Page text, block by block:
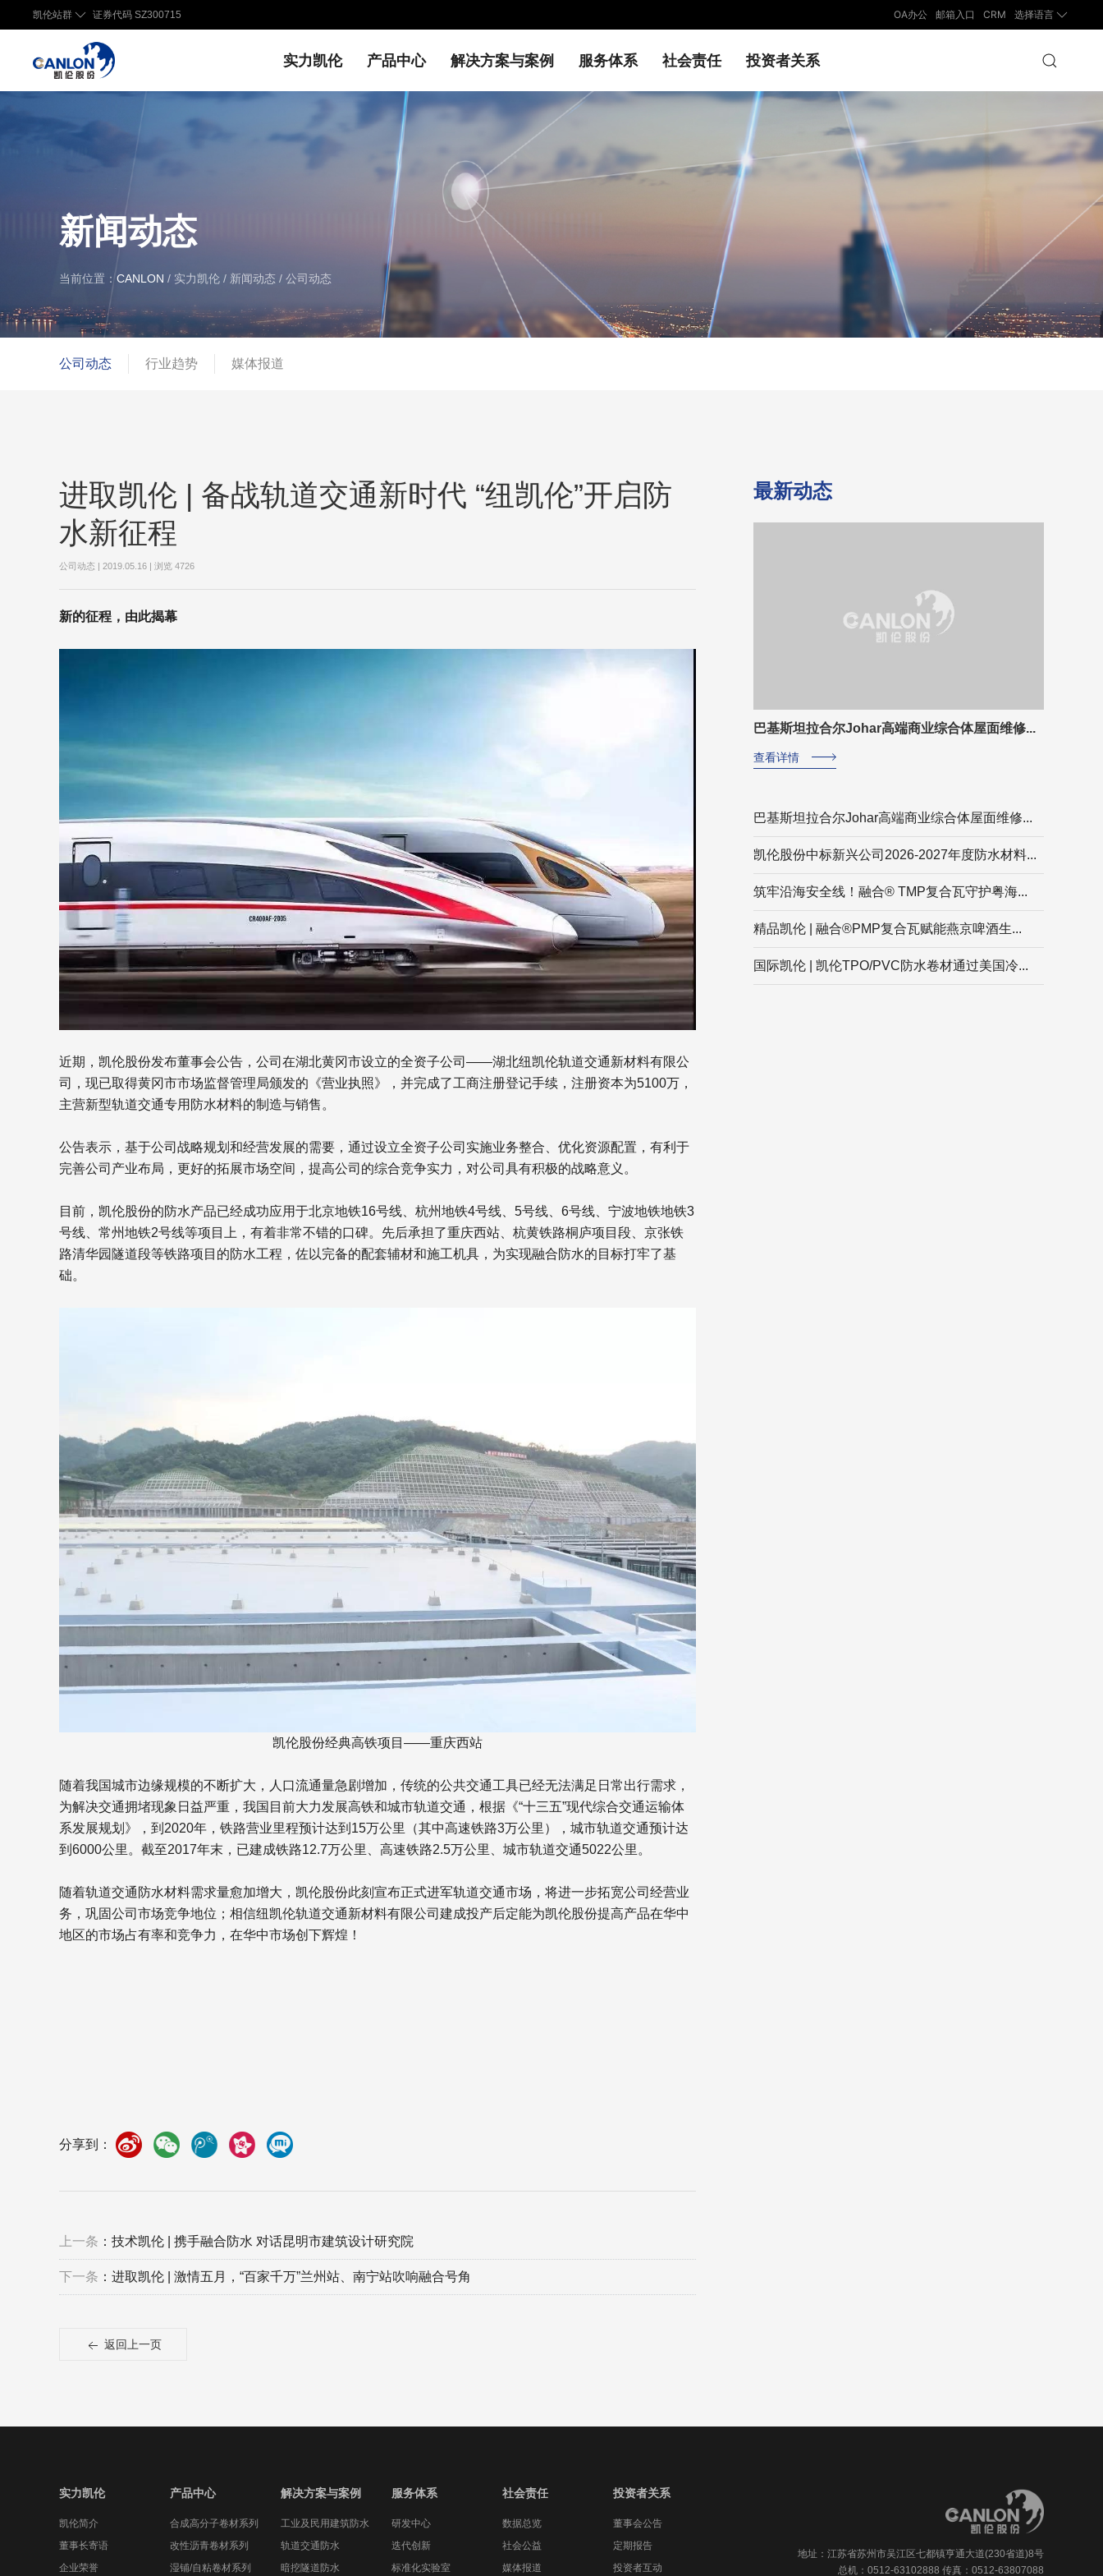
凯伦站群 证券代码 SZ300715 OA办公 邮箱入口 CRM 选择语言
实力凯伦 产品中心 解决方案与案例 服务体系 社会责任 投资者关系
新闻动态
当前位置：CANLON / 实力凯伦 / 新闻动态 / 公司动态
公司动态 行业趋势 媒体报道
进取凯伦 | 备战轨道交通新时代 “纽凯伦”开启防
水新征程
公司动态 | 2019.05.16 | 浏览 4726
新的征程，由此揭幕
近期，凯伦股份发布董事会公告，公司在湖北黄冈市设立的全资子公司——湖北纽凯伦轨道交通新材料有限公
司，现已取得黄冈市市场监督管理局颁发的《营业执照》，并完成了工商注册登记手续，注册资本为5100万，
主营新型轨道交通专用防水材料的制造与销售。
公告表示，基于公司战略规划和经营发展的需要，通过设立全资子公司实施业务整合、优化资源配置，有利于
完善公司产业布局，更好的拓展市场空间，提高公司的综合竞争实力，对公司具有积极的战略意义。
目前，凯伦股份的防水产品已经成功应用于北京地铁16号线、杭州地铁4号线、5号线、6号线、宁波地铁地铁3
号线、常州地铁2号线等项目上，有着非常不错的口碑。先后承担了重庆西站、杭黄铁路桐庐项目段、京张铁
路清华园隧道段等铁路项目的防水工程，佐以完备的配套辅材和施工机具，为实现融合防水的目标打牢了基
础。
凯伦股份经典高铁项目——重庆西站
随着我国城市边缘规模的不断扩大，人口流通量急剧增加，传统的公共交通工具已经无法满足日常出行需求，
为解决交通拥堵现象日益严重，我国目前大力发展高铁和城市轨道交通，根据《“十三五”现代综合交通运输体
系发展规划》，到2020年，铁路营业里程预计达到15万公里（其中高速铁路3万公里），城市轨道交通预计达
到6000公里。截至2017年末，已建成铁路12.7万公里、高速铁路2.5万公里、城市轨道交通5022公里。
随着轨道交通防水材料需求量愈加增大，凯伦股份此刻宣布正式进军轨道交通市场，将进一步拓宽公司经营业
务，巩固公司市场竞争地位；相信纽凯伦轨道交通新材料有限公司建成投产后定能为凯伦股份提高产品在华中
地区的市场占有率和竞争力，在华中市场创下辉煌！
分享到：
上一条 ：技术凯伦 | 携手融合防水 对话昆明市建筑设计研究院
下一条 ：进取凯伦 | 激情五月，“百家千万”兰州站、南宁站吹响融合号角
返回上一页
最新动态
巴基斯坦拉合尔Johar高端商业综合体屋面维修...
查看详情
巴基斯坦拉合尔Johar高端商业综合体屋面维修...
凯伦股份中标新兴公司2026-2027年度防水材料...
筑牢沿海安全线！融合® TMP复合瓦守护粤海...
精品凯伦 | 融合®PMP复合瓦赋能燕京啤酒生...
国际凯伦 | 凯伦TPO/PVC防水卷材通过美国冷...
实力凯伦
凯伦简介
董事长寄语
企业荣誉
产品中心
合成高分子卷材系列
改性沥青卷材系列
湿铺/自粘卷材系列
解决方案与案例
工业及民用建筑防水
轨道交通防水
暗挖隧道防水
服务体系
研发中心
迭代创新
标准化实验室
社会责任
数据总览
社会公益
媒体报道
投资者关系
董事会公告
定期报告
投资者互动
地址：江苏省苏州市吴江区七都镇亨通大道(230省道)8号
总机：0512-63102888 传真：0512-63807088